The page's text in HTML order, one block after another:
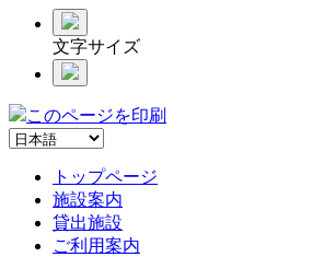
文字サイズ
このページを印刷
トップページ
施設案内
貸出施設
ご利用案内